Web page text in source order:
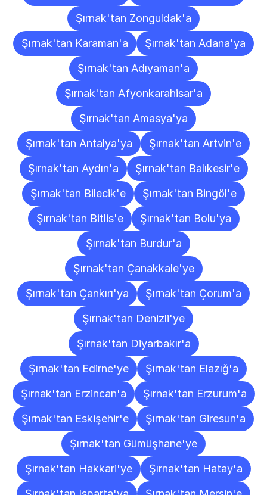
Şırnak'tan Zonguldak'a
Şırnak'tan Karaman'a
Şırnak'tan Adana'ya
Şırnak'tan Adıyaman'a
Şırnak'tan Afyonkarahisar'a
Şırnak'tan Amasya'ya
Şırnak'tan Antalya'ya
Şırnak'tan Artvin'e
Şırnak'tan Aydın'a
Şırnak'tan Balıkesir'e
Şırnak'tan Bilecik'e
Şırnak'tan Bingöl'e
Şırnak'tan Bitlis'e
Şırnak'tan Bolu'ya
Şırnak'tan Burdur'a
Şırnak'tan Çanakkale'ye
Şırnak'tan Çankırı'ya
Şırnak'tan Çorum'a
Şırnak'tan Denizli'ye
Şırnak'tan Diyarbakır'a
Şırnak'tan Edirne'ye
Şırnak'tan Elazığ'a
Şırnak'tan Erzincan'a
Şırnak'tan Erzurum'a
Şırnak'tan Eskişehir'e
Şırnak'tan Giresun'a
Şırnak'tan Gümüşhane'ye
Şırnak'tan Hakkari'ye
Şırnak'tan Hatay'a